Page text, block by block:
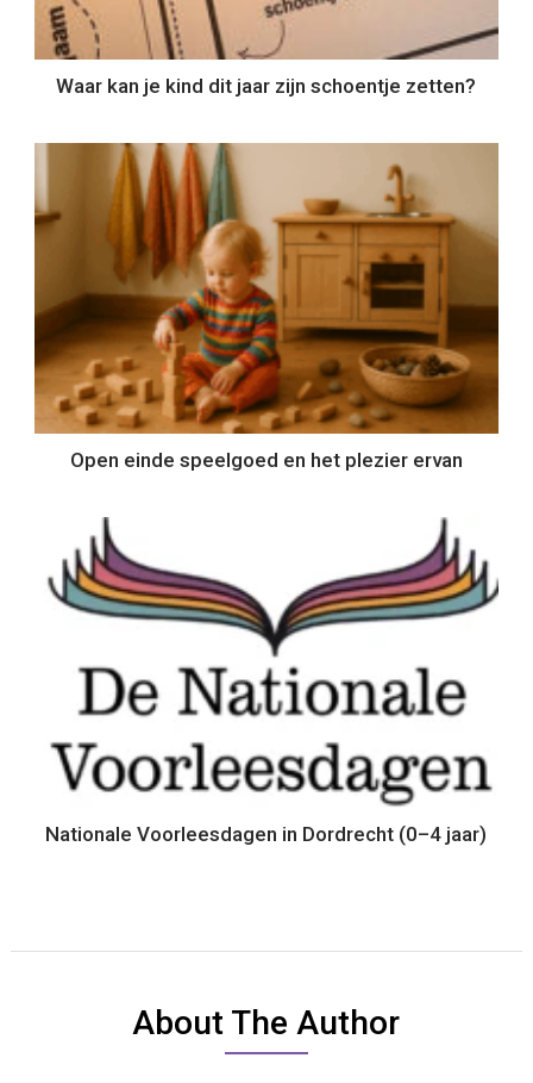
Waar kan je kind dit jaar zijn schoentje zetten?
Open einde speelgoed en het plezier ervan
Nationale Voorleesdagen in Dordrecht (0–4 jaar)
About The Author